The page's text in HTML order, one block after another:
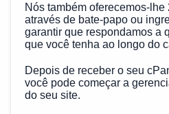
Nós também oferecemos-
através de bate-papo ou
garantir que respondamos a
que você tenha ao longo do
Depois de receber o seu
você pode começar a
do seu site.